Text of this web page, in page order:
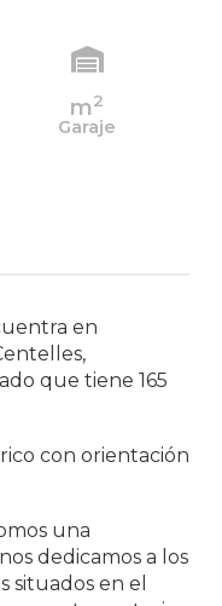
m2
Garaje
en
que tiene 165
con orientación
una
dedicamos a los
situados en el